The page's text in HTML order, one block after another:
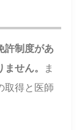
許制度があ
せん。
ま
取得と医師